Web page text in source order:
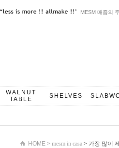
MESM 매즘의
WALNUT
TABLE
SHELVES
HOME > mesm in casa > 가장 많이